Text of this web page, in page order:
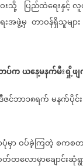
းသို့ ပြည်ထဲရေးနှင့်လူ
းအဖွဲ့မှ တာဝန်ရှိသူများ
ပ်ကယနေ့မနက်မီးရှို့ဖ
ဇင်ဘာ၁၈ရက်မနက်ပိုင်း
ပုံမှာဝပ်ခဲ့ကြတဲ့စကစတ
တလောမှာချောင်းဆုံရွ